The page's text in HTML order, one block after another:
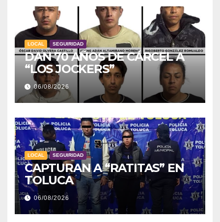
LOCAL SEGUIRIDAD
DAN 70 AÑOS DE CÁRCEL A
“LOS JOCKERS”
06/08/2026
LOCAL SEGUIRIDAD
CAPTURAN A “RATITAS” EN
TOLUCA
06/08/2026